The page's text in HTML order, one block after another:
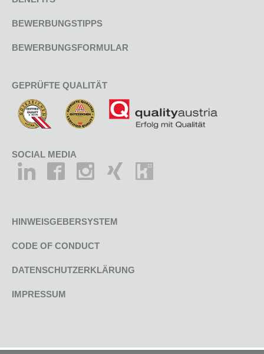
BEWERBUNGSTIPPS
BEWERBUNGSFORMULAR
GEPRÜFTE QUALITÄT
SOCIAL MEDIA
HINWEISGEBERSYSTEM
CODE OF CONDUCT
DATENSCHUTZERKLÄRUNG
IMPRESSUM